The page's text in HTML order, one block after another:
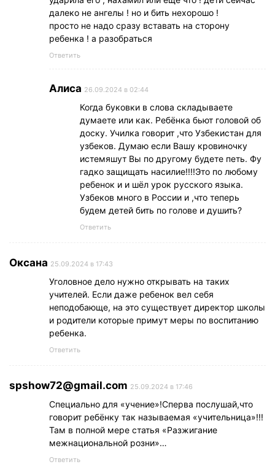
далеко не ангелы ! но и бить нехорошо !
просто не надо сразу вставать на сторону
ребенка ! а разобраться
Ответить
Алиса 26.09.2024 в 02:44
Когда буковки в слова складываете
думаете или как. Ребёнка бьют головой об
доску. Училка говорит ,что Узбекистан для
узбеков. Думаю если Вашу кровиночку
истемяшут Вы по другому будете петь. Фу
гадко защищать насилие!!!!Это по любому
ребенок и и шёл урок русского языка.
Узбеков много в России и ,что теперь
будем детей бить по голове и душить?
Ответить
Оксана 25.09.2024 в 17:43
Уголовное дело нужно открывать на таких
учителей. Если даже ребенок вел себя
неподобающе, на это существует директор школы
и родители которые примут меры по воспитанию
ребенка.
Ответить
spshow72@gmail.com 25.09.2024 в 17:46
Специально для «учение»!Сперва послушай,что
говорит ребёнку так называемая «учительница»!!!
Там в полной мере статья «Разжигание
межнациональной розни»…
Ответить